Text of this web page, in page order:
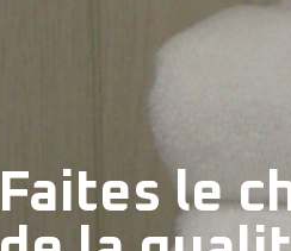
Faites le